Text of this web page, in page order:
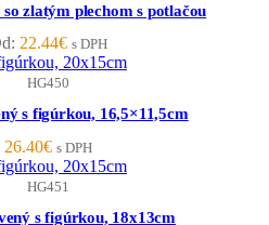
zlatým plechom s potlačou
22.44€ s DPH
HG450
s figúrkou, 16,5×11,5cm
26.40€ s DPH
HG451
s figúrkou, 18x13cm